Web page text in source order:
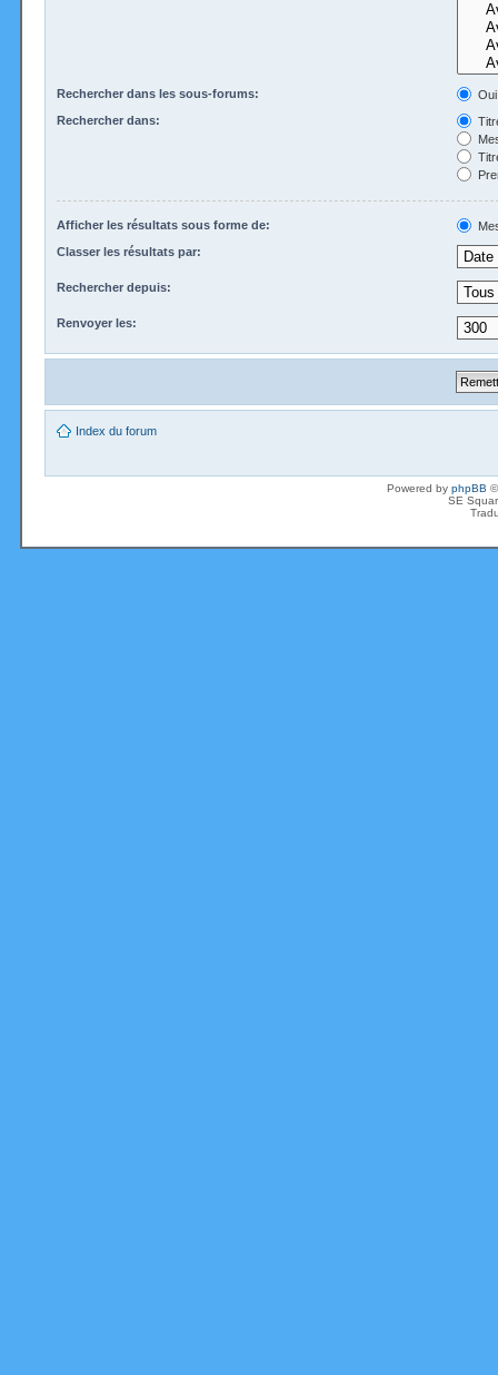
Rechercher dans les sous-forums:
Oui
Rechercher dans:
Afficher les résultats sous forme de:
Classer les résultats par:
Rechercher depuis:
Renvoyer les:
Index du forum
Powered by phpBB
SE